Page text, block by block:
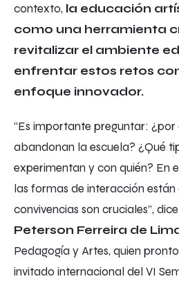
contexto, la educación
como una herramienta
revitalizar el ambiente
enfrentar estos retos
enfoque innovador.
“Es importante preguntar: ¿por
abandonan la escuela? ¿Qué
experimentan y con quién? En
las formas de interacción
convivencias son cruciales”,
Peterson Ferreira de
Pedagogía y Artes, quien
invitado internacional del VI